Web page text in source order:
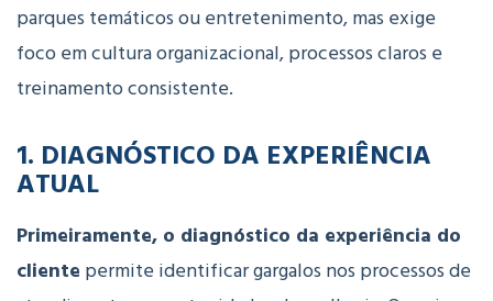
parques temáticosouentretenimento,mas exige
focoemculturaorganizacional,processosclaros e
treinamentoconsistente.
1. DIAGNÓSTICO DA EXPERIÊNCIA
ATUAL
Primeiramente, o diagnóstico da experiência do
cliente permite identificargargalos nos processosde